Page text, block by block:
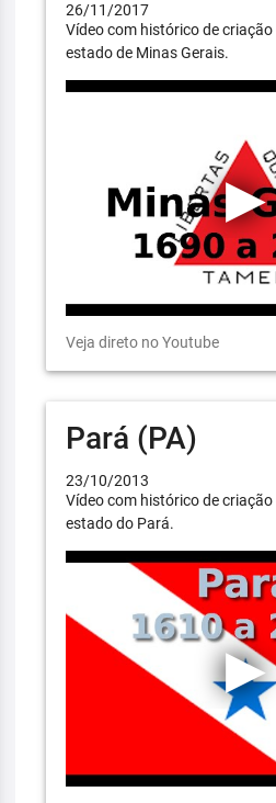
26/11/2017
Vídeo com histórico de
estado de Minas Gerais.
Veja direto no Youtube
Pará (PA)
23/10/2013
Vídeo com histórico de
estado do Pará.